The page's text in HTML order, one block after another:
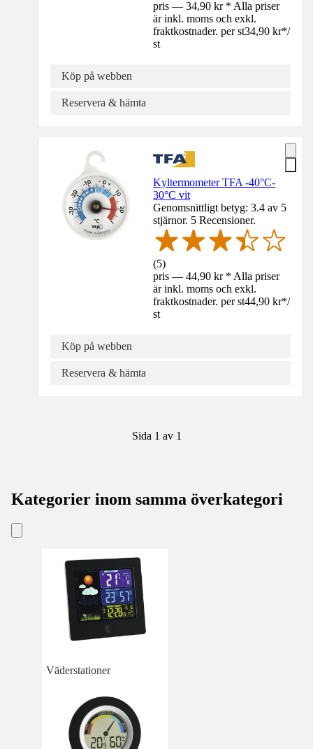
pris — 34,90 kr * Alla priser
är inkl. moms och exkl.
fraktkostnader. per st34,90 kr*/
st
Köp på webben
Reservera & hämta
Kyltermometer TFA -40°C-
30°C vit
Genomsnittligt betyg: 3.4 av 5
stjärnor. 5 Recensioner.
(5)
pris — 44,90 kr * Alla priser
är inkl. moms och exkl.
fraktkostnader. per st44,90 kr*/
st
Köp på webben
Reservera & hämta
Sida 1 av 1
Kategorier inom samma överkategori
Väderstationer